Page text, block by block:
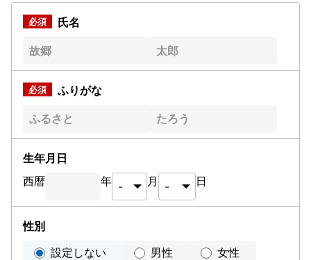
氏名
ふりがな
生年月日
西暦
年 月 日
性別
設定しない
男性 女性